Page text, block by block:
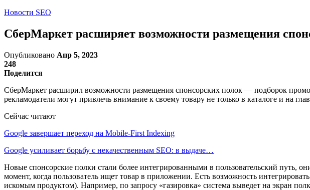
Новости SEO
СберМаркет расширяет возможности размещения
Опубликовано Апр 5, 2023
248
Поделится
СберМаркет расширил возможности размещения спонсорских полок — подборок
рекламодатели могут привлечь внимание к своему товару не только в каталоге и на
Сейчас читают
Google завершает переход на Mobile-First Indexing
Google усиливает борьбу с некачественным SEO: в выдаче…
Новые спонсорские полки стали более интегрированными в пользовательский путь,
момент, когда пользователь ищет товар в приложении. Есть возможность
искомым продуктом). Например, по запросу «газировка» система выведет на экран